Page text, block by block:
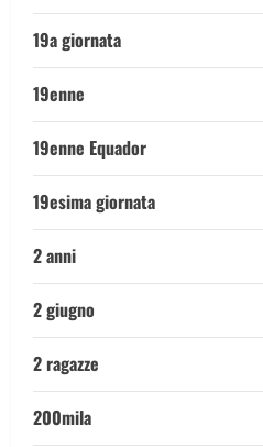
19a giornata
19enne
19enne Equador
19esima giornata
2 anni
2 giugno
2 ragazze
200mila